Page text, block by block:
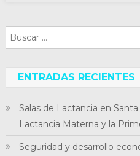
ENTRADAS RECIENTES
Salas de Lactancia en
Lactancia Materna y la
Seguridad y desarrollo